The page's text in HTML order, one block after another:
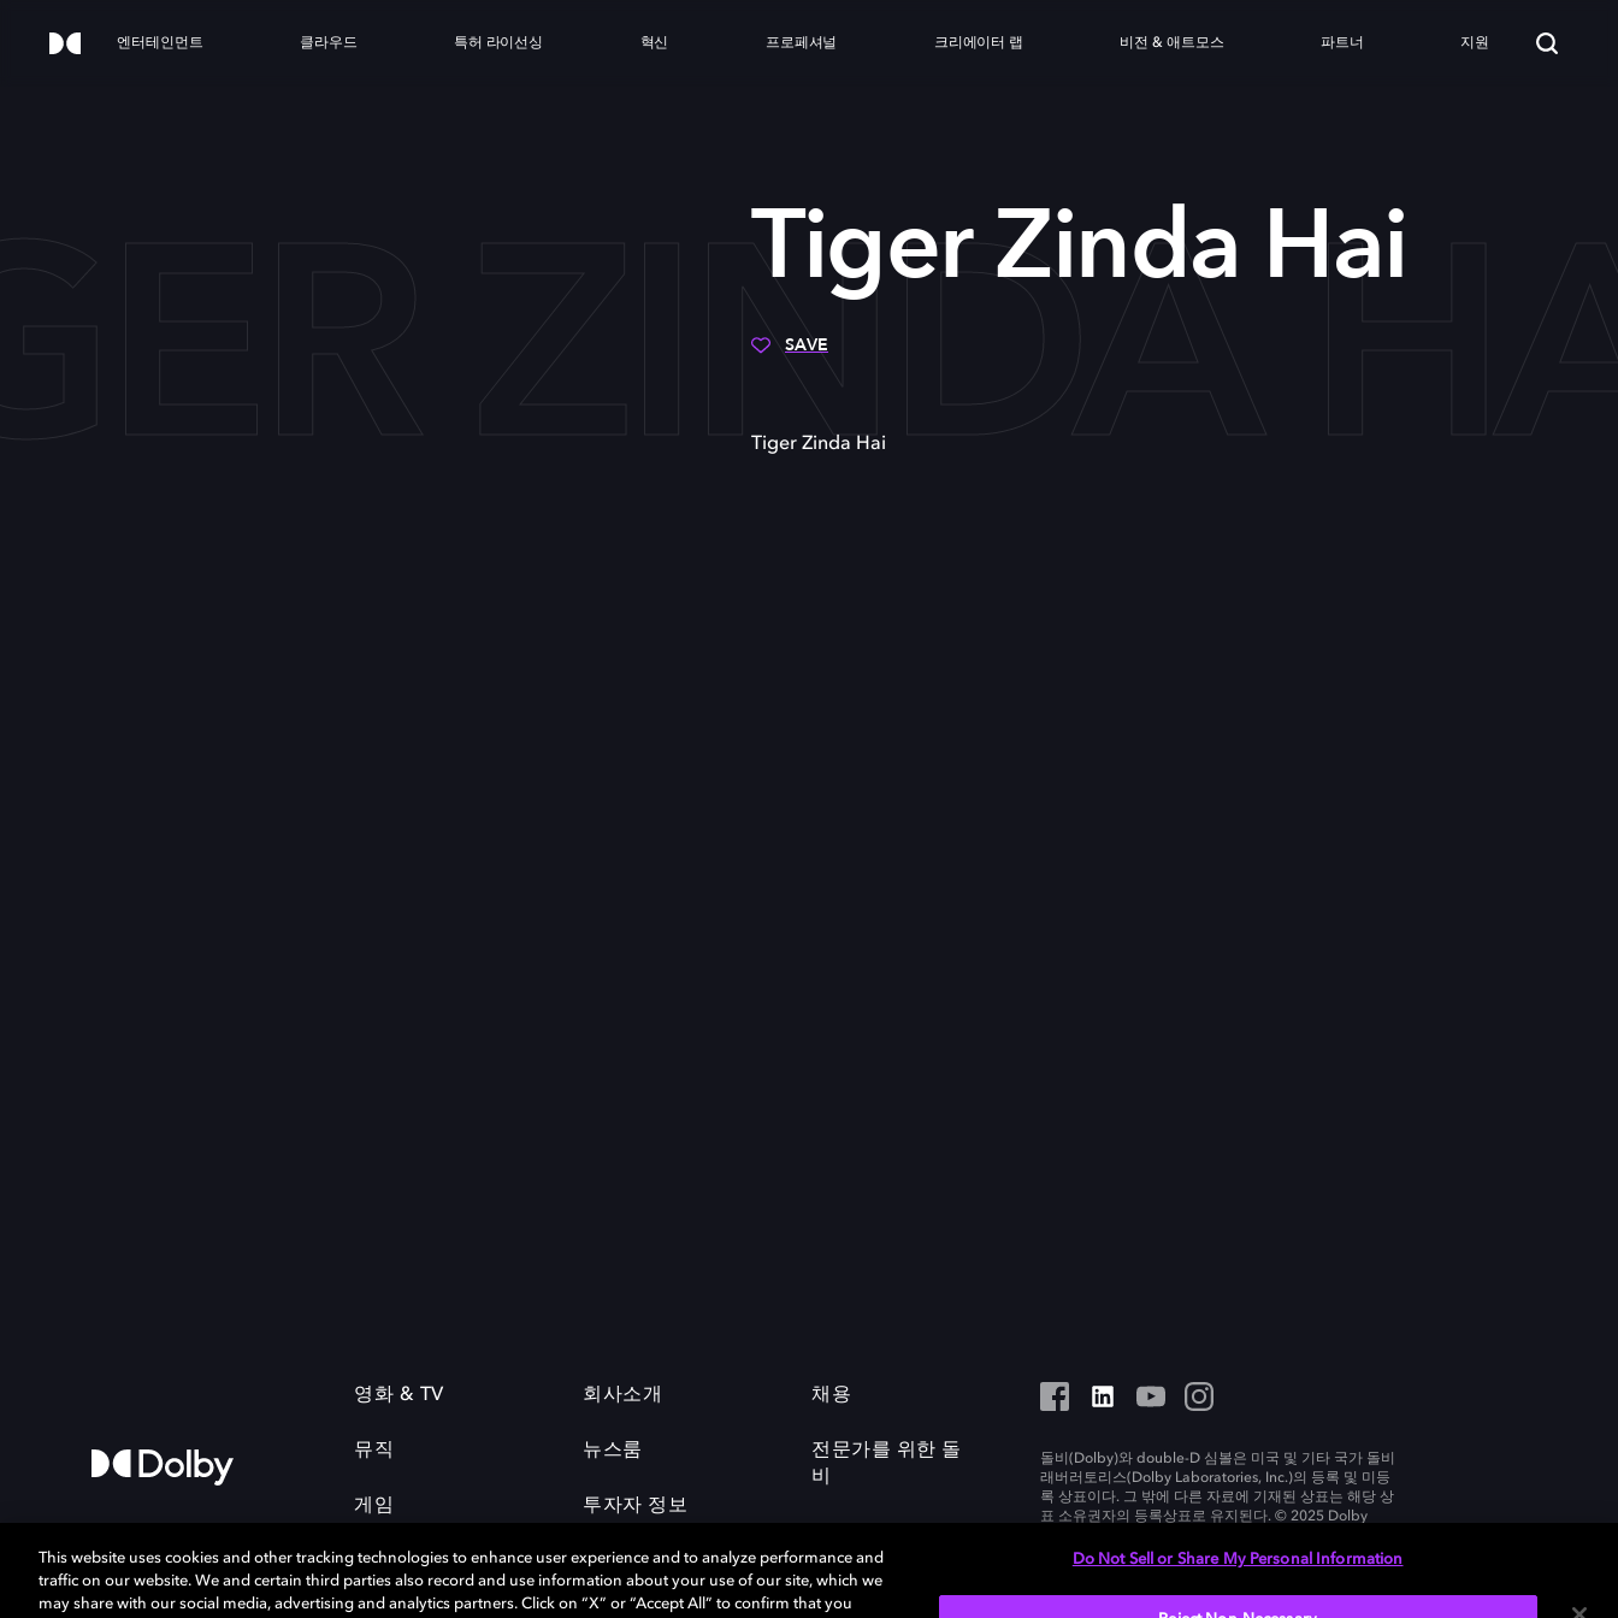
엔터테인먼트 클라우드 특허 라이선싱 혁신 프로페셔널 크리에이터 랩 비전 & 애트모스 파트너 지원
ZINDA
Tiger Zinda Hai
SAVE
Tiger Zinda Hai
영화 & TV
뮤직
게임
회사소개
뉴스룸
투자자 정보
채용
전문가를 위한 돌
비
돌비(Dolby)와 double-D 심볼은 미국 및 기타 국가 돌비
래버러토리스(Dolby Laboratories, Inc.)의 등록 및 미등
록 상표이다. 그 밖에 다른 자료에 기재된 상표는 해당 상
표 소유권자의 등록상표로 유지된다. © 2025 Dolby
This website uses cookies and other tracking technologies to enhance user experience and to analyze performance and
traffic on our website. We and certain third parties also record and use information about your use of our site, which we
may share with our social media, advertising and analytics partners. Click on “X” or “Accept All” to confirm that you
Do Not Sell or Share My Personal Information